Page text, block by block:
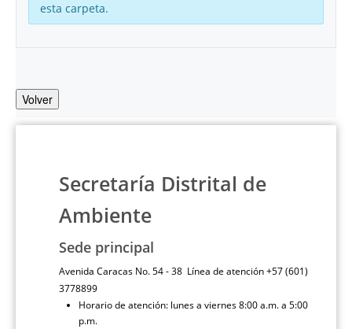
esta carpeta.
Volver
Secretaría Distrital de
Ambiente
Sede principal
Avenida Caracas No. 54 - 38 Línea de atención +57 (601)
3778899
Horario de atención: lunes a viernes 8:00 a.m. a 5:00
p.m.